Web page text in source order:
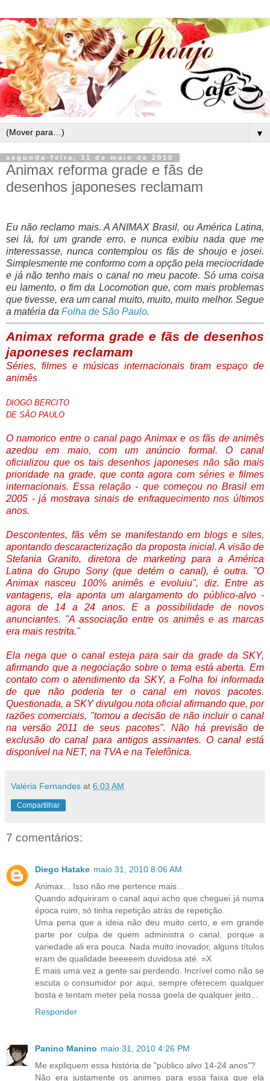
▼
segunda-feira, 31 de maio de 2010
Animax reforma grade e fãs de
desenhos japoneses reclamam
Eu não reclamo mais. A ANIMAX Brasil, ou América Latina,
sei lá, foi um grande erro. e nunca exibiu nada que me
interessasse, nunca contemplou os fãs de shoujo e josei.
Simplesmente me conformo com a opção pela meciocridade
e já não tenho mais o canal no meu pacote. Só uma coisa
eu lamento, o fim da Locomotion que, com mais problemas
que tivesse, era um canal muito, muito, muito melhor. Segue
a matéria da Folha de São Paulo.
Animax reforma grade e fãs de desenhos
japoneses reclamam
Séries, filmes e músicas internacionais tiram espaço de
animês
DIOGO BERCITO
DE SÃO PAULO
O namorico entre o canal pago Animax e os fãs de animês
azedou em maio, com um anúncio formal. O canal
oficializou que os tais desenhos japoneses não são mais
prioridade na grade, que conta agora com séries e filmes
internacionais. Essa relação - que começou no Brasil em
2005 - já mostrava sinais de enfraquecimento nos últimos
anos.
Descontentes, fãs vêm se manifestando em blogs e sites,
apontando descaracterização da proposta inicial. A visão de
Stefania Granito, diretora de marketing para a América
Latina do Grupo Sony (que detém o canal), é outra. "O
Animax nasceu 100% animês e evoluiu", diz. Entre as
vantagens, ela aponta um alargamento do público-alvo -
agora de 14 a 24 anos. E a possibilidade de novos
anunciantes. "A associação entre os animês e as marcas
era mais restrita."
Ela nega que o canal esteja para sair da grade da SKY,
afirmando que a negociação sobre o tema está aberta. Em
contato com o atendimento da SKY, a Folha foi informada
de que não poderia ter o canal em novos pacotes.
Questionada, a SKY divulgou nota oficial afirmando que, por
razões comerciais, "tomou a decisão de não incluir o canal
na versão 2011 de seus pacotes". Não há previsão de
exclusão do canal para antigos assinantes. O canal está
disponível na NET, na TVA e na Telefônica.
Valéria Fernandes at 6:03 AM
Compartilhar
7 comentários:
Diego Hatake maio 31, 2010 8:06 AM
Animax... Isso não me pertence mais...
Quando adquiriram o canal aqui acho que cheguei já numa
época ruim, só tinha repetição atrás de repetição.
Uma pena que a ideia não deu muito certo, e em grande
parte por culpa de quem administra o canal, porque a
variedade ali era pouca. Nada muito inovador, alguns títulos
eram de qualidade beeeeem duvidosa até. =X
E mais uma vez a gente sai perdendo. Incrível como não se
escuta o consumidor por aqui, sempre oferecem qualquer
bosta e tentam meter pela nossa goela de qualquer jeito...
Responder
Panino Manino maio 31, 2010 4:26 PM
Me expliquem essa história de "público alvo 14-24 anos"?
Não era justamente os animes para essa faixa que ela